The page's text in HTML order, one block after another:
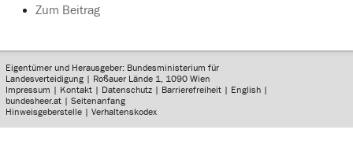
Zum Beitrag
Eigentümer und Herausgeber: Bundesministerium für
Landesverteidigung | Roßauer Lände 1, 1090 Wien
Impressum | Kontakt | Datenschutz | Barrierefreiheit | English |
bundesheer.at |Seitenanfang
Hinweisgeberstelle |Verhaltenskodex